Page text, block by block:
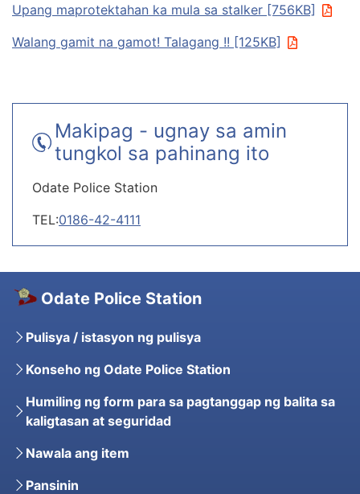
Upang maprotektahan ka mula sa stalker [756KB]
Walang gamit na gamot! Talagang !! [125KB]
Makipag - ugnay sa amin
tungkol sa pahinang ito
Odate Police Station
TEL:0186-42-4111
Odate Police Station
Pulisya / istasyon ng pulisya
Konseho ng Odate Police Station
Humiling ng form para sa pagtanggap ng balita sa
kaligtasan at seguridad
Nawala ang item
Pansinin